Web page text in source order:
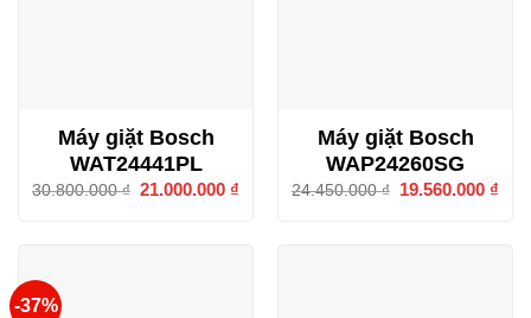
Máy giặt Bosch
WAT24441PL
30.800.000₫ Giá
21.000.000 ₫
21.000.000 ₫.
Máy giặt Bosch
WAP24260SG
24.450.000₫
Giá
19.560.000 ₫
-37%